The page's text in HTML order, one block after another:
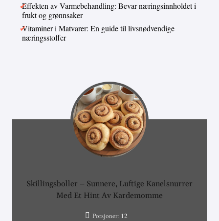
Effekten av Varmebehandling: Bevar næringsinnholdet i
frukt og grønnsaker
Vitaminer i Matvarer: En guide til livsnødvendige
næringsstoffer
Skillingsboller – Sunnere, Luftige Kanelsnurrer
Med Et Hint Av Kardemomme
Porsjoner: 12